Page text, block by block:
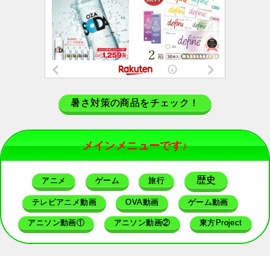
暑さ対策の商品をチェック！
メインメニューです♪
アニメ ゲーム 旅行 歴史
テレビアニメ動画 OVA動画 ゲーム動画
アニソン動画① アニソン動画② 東方Project